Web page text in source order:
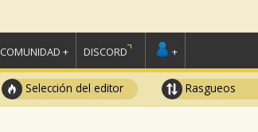
COMUNIDAD + DISCORD +
Selección del editor Rasgueos